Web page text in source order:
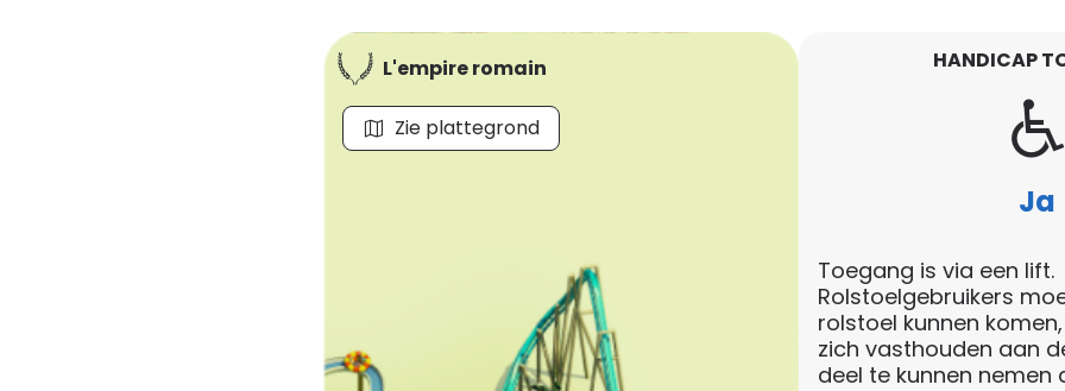
L'empire romain
Zie plattegrond
HANDICAP
Ja
Toegang is via een lift.
Rolstoelgebruikers
rolstoel kunnen
zich vasthouden aan
deel te kunnen